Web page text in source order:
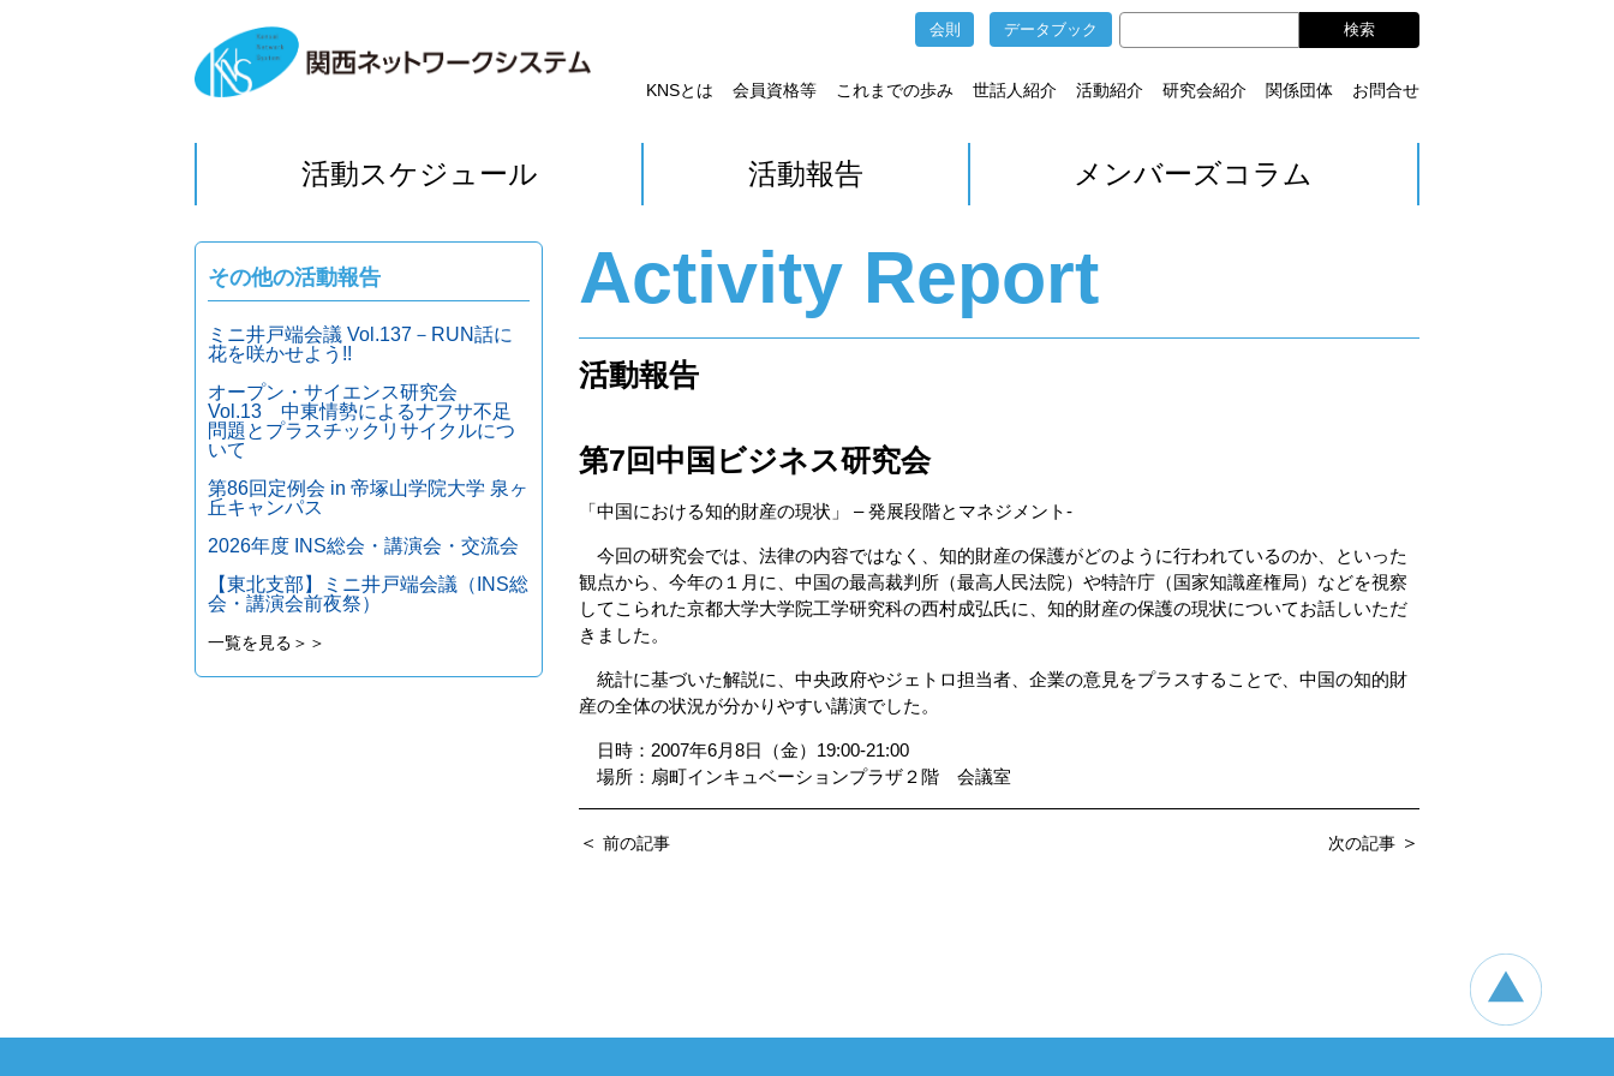
会則 データブック
KNSとは 会員資格等 これまでの歩み 世話人紹介 活動紹介 研究会紹介 関係団体 お問合せ
活動スケジュール 活動報告 メンバーズコラム
Activity Report
活動報告
第7回中国ビジネス研究会
「中国における知的財産の現状」 – 発展段階とマネジメント-
今回の研究会では、法律の内容ではなく、知的財産の保護がどのように行われているのか、といった
観点から、今年の１月に、中国の最高裁判所（最高人民法院）や特許庁（国家知識産権局）などを視察
してこられた京都大学大学院工学研究科の西村成弘氏に、知的財産の保護の現状についてお話しいただ
きました。
統計に基づいた解説に、中央政府やジェトロ担当者、企業の意見をプラスすることで、中国の知的財
産の全体の状況が分かりやすい講演でした。
日時：2007年6月8日（金）19:00-21:00
場所：扇町インキュベーションプラザ２階 会議室
＜ 前の記事 次の記事 ＞
その他の活動報告
ミニ井戸端会議 Vol.137－RUN話に
花を咲かせよう!!
オープン・サイエンス研究会
Vol.13 中東情勢によるナフサ不足
問題とプラスチックリサイクルにつ
いて
第86回定例会 in 帝塚山学院大学 泉ヶ
丘キャンパス
2026年度 INS総会・講演会・交流会
【東北支部】ミニ井戸端会議（INS総
会・講演会前夜祭）
一覧を見る＞＞